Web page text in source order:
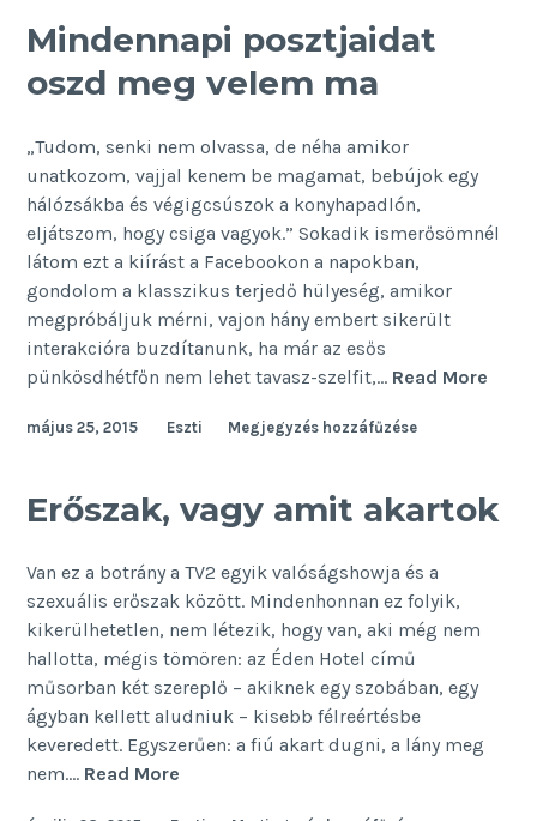
Mindennapi posztjaidat
oszd meg velem ma
„Tudom, senki nem olvassa, de néha amikor
unatkozom, vajjal kenem be magamat, bebújok egy
hálózsákba és végigcsúszok a konyhapadlón,
eljátszom, hogy csiga vagyok.” Sokadik ismerősömnél
látom ezt a kiírást a Facebookon a napokban,
gondolom a klasszikus terjedő hülyeség, amikor
megpróbáljuk mérni, vajon hány embert sikerült
interakcióra buzdítanunk, ha már az esős
pünkösdhétfőn nem lehet tavasz-szelfit,… Read More
ma
május 25, 2015 Eszti Megjegyzés hozzáfűzése
Erőszak, vagy amit akartok
Van ez a botrány a TV2 egyik valóságshowja és a
szexuális erőszak között. Mindenhonnan ez folyik,
kikerülhetetlen, nem létezik, hogy van, aki még nem
hallotta, mégis tömören: az Éden Hotel című
műsorban két szereplő – akiknek egy szobában, egy
ágyban kellett aludniuk – kisebb félreértésbe
keveredett. Egyszerűen: a fiú akart dugni, a lány meg
nem.… Read More